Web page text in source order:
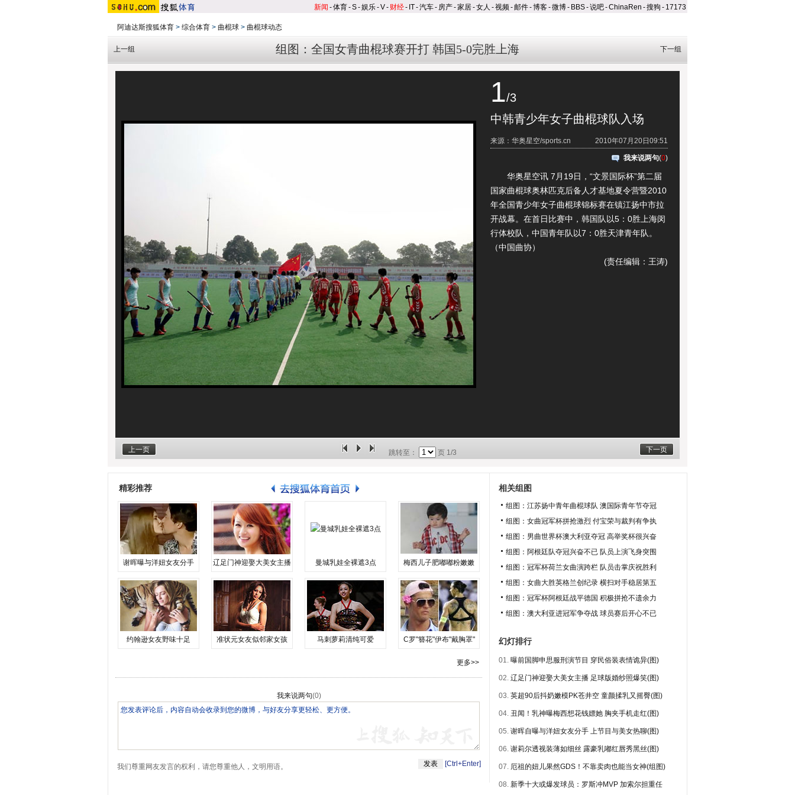
新闻 -体育-S-娱乐-V- 财经- IT-汽车- 房产-家居-女人 -视频-邮件-博客-微博- BBS-说吧-ChinaRen -搜狗 - 17173
阿迪达斯搜狐体育 > 综合体育 > 曲棍球 > 曲棍球动态
组图：全国女青曲棍球赛开打 韩国5-0完胜上海
上一组 下一组
1/3
中韩青少年女子曲棍球队入场
2010年07月20日09:51
来源：华奥星空/sports.cn
我来说两句(0)
华奥星空讯 7月19日，“文景国际杯”第二届
国家曲棍球奥林匹克后备人才基地夏令营暨2010
年全国青少年女子曲棍球锦标赛在镇江扬中市拉
开战幕。在首日比赛中，韩国队以5：0胜上海闵
行体校队，中国青年队以7：0胜天津青年队。
（中国曲协）
(责任编辑：王涛)
上一页 下一页
跳转至： 页 1/3
精彩推荐
谢晖曝与洋妞女友分手 辽足门神迎娶大美女主播 曼城乳娃全裸遮3点 梅西儿子肥嘟嘟粉嫩嫩
约翰逊女友野味十足 准状元女友似邻家女孩 马刺萝莉清纯可爱 C罗"簪花"伊布"戴胸罩"
更多>>
我来说两句(0)
我们尊重网友发言的权利，请您尊重他人，文明用语。 [Ctrl+Enter]
相关组图
组图：江苏扬中青年曲棍球队 澳国际青年节夺冠
组图：女曲冠军杯拼抢激烈 付宝荣与裁判有争执
组图：男曲世界杯澳大利亚夺冠 高举奖杯很兴奋
组图：阿根廷队夺冠兴奋不已 队员上演飞身突围
组图：冠军杯荷兰女曲演跨栏 队员击掌庆祝胜利
组图：女曲大胜英格兰创纪录 横扫对手稳居第五
组图：冠军杯阿根廷战平德国 积极拼抢不遗余力
组图：澳大利亚进冠军争夺战 球员赛后开心不已
幻灯排行
01. 曝前国脚申思服刑演节目 穿民俗装表情诡异(图)
02. 辽足门神迎娶大美女主播 足球版婚纱照爆笑(图)
03. 英超90后抖奶嫩模PK苍井空 童颜揉乳又摇臀(图)
04. 丑闻！乳神曝梅西想花钱嫖她 胸夹手机走红(图)
05. 谢晖自曝与洋妞女友分手 上节目与美女热聊(图)
06. 谢莉尔透视装薄如细丝 露豪乳嘟红唇秀黑丝(图)
07. 厄祖的妞儿果然GDS！不靠卖肉也能当女神(组图)
08. 新季十大或爆发球员：罗斯冲MVP 加索尔担重任